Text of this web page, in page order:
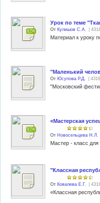
Урок по теме
От Кулишов С.А. |
"Маленький
От Юсупова Р.Д. |
«Мастерская
От Новосельцева Н.Л.
Мастер - класс для
"Классная
От Ковалева Е.Г. |